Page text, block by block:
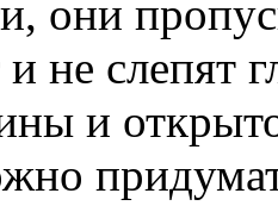
они
не слепят
и